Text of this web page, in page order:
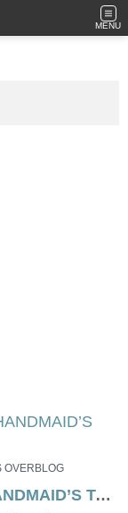
MENU
OVERBLOG
SAISON 6 - ÉPISODE 9 DE THE HANDMAID’S TALE (EXECUTION)